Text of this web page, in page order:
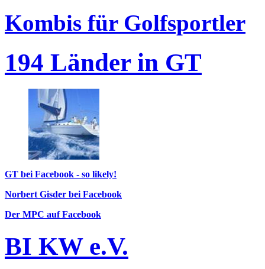
Kombis für Golfsportler
194 Länder in GT
GT bei Facebook - so likely!
Norbert Gisder bei Facebook
Der MPC auf Facebook
BI KW e.V.